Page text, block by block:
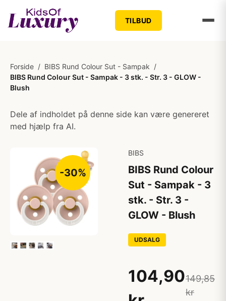
TILBUD
Forside / BIBS Rund Colour Sut - Sampak /
BIBS Rund Colour Sut - Sampak - 3 stk. - Str. 3 - GLOW -
Blush
Dele af indholdet på denne side kan være genereret
med hjælp fra AI.
-30%
BIBS
BIBS Rund Colour
Sut - Sampak - 3
stk. - Str. 3 -
GLOW - Blush
UDSALG
104,90149,85
kr